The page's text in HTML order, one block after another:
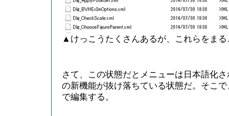
▲けっこうたくさんあるが、これらをまる
さて、この状態だとメニューは日本語化さ
の新機能が抜け落ちている状態だ。そこ
で編集する。